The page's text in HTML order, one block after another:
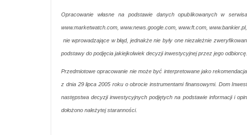
Opracowanie własne na podstawie danych opublikowanych w
www.marketwatch.com, www.news.google.com, www.ft.com,
nie wprowadzające w błąd, jednakże nie były one niezależnie
podstawy do podjęcia jakiejkolwiek decyzji inwestycyjnej przez jego odbiorcę.
Przedmiotowe opracowanie nie może być interpretowane jako
z dnia 29 lipca 2005 roku o obrocie instrumentami finansowymi. Dom
następstwa decyzji inwestycyjnych podjętych na podstawie informacji i
dołożono należytej staranności.